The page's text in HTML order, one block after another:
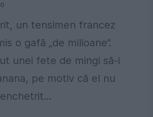
un tensimen francez
o gafă „de milioane”.
unei fete de mingi să-i
pe motiv că el nu